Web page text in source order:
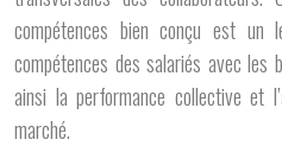
compétences bien conçu est un
compétences des salariés avec les
ainsi la performance collective et
marché.